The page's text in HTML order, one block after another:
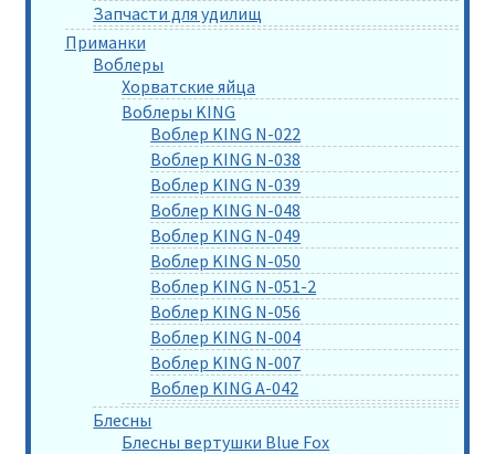
Запчасти для удилищ
Приманки
Воблеры
Хорватские яйца
Воблеры KING
Воблер KING N-022
Воблер KING N-038
Воблер KING N-039
Воблер KING N-048
Воблер KING N-049
Воблер KING N-050
Воблер KING N-051-2
Воблер KING N-056
Воблер KING N-004
Воблер KING N-007
Воблер KING A-042
Блесны
Блесны вертушки Blue Fox